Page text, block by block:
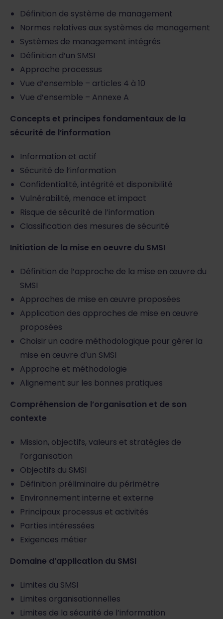
Définition de système de management
Normes relatives aux systèmes de management
Systèmes de management intégrés
Définition d’un SMSI
Approche processus
Vue d’ensemble – articles 4 à 10
Vue d’ensemble – Annexe A
Concepts et principes fondamentaux de la
sécurité de l’information
Information et actif
Sécurité de l’information
Confidentialité, intégrité et disponibilité
Vulnérabilité, menace et impact
Risque de sécurité de l’information
Classification des mesures de sécurité
Initiation de la mise en oeuvre du SMSI
Définition de l’approche de la mise en œuvre du
SMSI
Approches de mise en œuvre proposées
Application des approches de mise en œuvre
proposées
Choisir un cadre méthodologique pour gérer la
mise en œuvre d’un SMSI
Approche et méthodologie
Alignement sur les bonnes pratiques
Compréhension de l’organisation et de son
contexte
Mission, objectifs, valeurs et stratégies de
l’organisation
Objectifs du SMSI
Définition préliminaire du périmètre
Environnement interne et externe
Principaux processus et activités
Parties intéressées
Exigences métier
Domaine d’application du SMSI
Limites du SMSI
Limites organisationnelles
Limites de la sécurité de l’information